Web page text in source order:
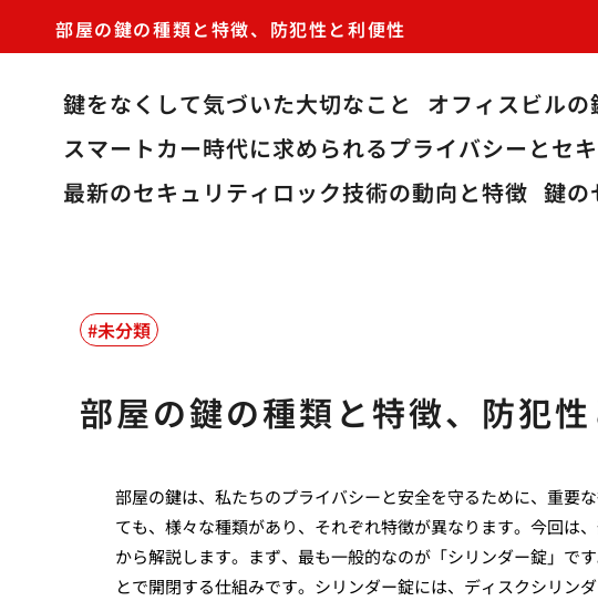
部屋の鍵の種類と特徴、防犯性と利便性
鍵をなくして気づいた大切なこと
オフィスビル
スマートカー時代に求められるプライバシーとセ
最新のセキュリティロック技術の動向と特徴 鍵の
未分類
部屋の鍵の種類と特徴、防犯
部屋の鍵は、私たちのプライバシーと安全を守るために、重要
ても、様々な種類があり、それぞれ特徴が異なります。今回は
から解説します。まず、最も一般的なのが「シリンダー錠」で
とで開閉する仕組みです。シリンダー錠には、ディスクシリン